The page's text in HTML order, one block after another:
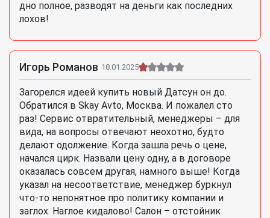
дно полное, разводят на деньги как последних
лохов!
Игорь Романов 18.01.2025
Загорелся идеей купить новый Датсун он до.
Обратился в Skay Avto, Москва. И пожалел сто
раз! Сервис отвратительный, менеджеры – для
вида, на вопросы отвечают неохотно, будто
делают одолжение. Когда зашла речь о цене,
начался цирк. Назвали цену одну, а в договоре
оказалась совсем другая, намного выше! Когда
указал на несоответствие, менеджер буркнул
что-то непонятное про политику компании и
заглох. Наглое кидалово! Салон – отстойник